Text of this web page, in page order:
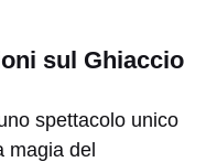
sul Ghiaccio
spettacolo unico
magia del